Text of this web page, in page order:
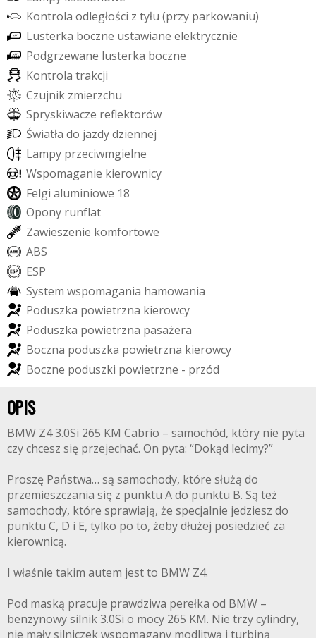
Kontrola odległości z tyłu (przy parkowaniu)
Lusterka boczne ustawiane elektrycznie
Podgrzewane lusterka boczne
Kontrola trakcji
Czujnik zmierzchu
Spryskiwacze refektorów
Światła do jazdydziennej
Lampy przeciwmgielne
Wspomaganie kierownicy
Felgi aluminiowe 18
Opony runflat
Zawieszenie komfortowe
ABS
ESP
System wspomagania hamowania
Poduszka powietrzna kierowcy
Poduszka powietrzna pasażera
Boczna poduszka powietrzna kierowcy
Boczne poduszki powietrzne - przód
OPIS
BMW Z4 3.0Si 265 KM Cabrio – samochód, który nie pyta
czy chcesz się przejechać. On pyta: “Dokąd lecimy?”
Proszę Państwa… są samochody, które służą do
przemieszczania się z punktu A do punktu B. Są też
samochody, które sprawiają, że specjalnie jedziesz do
punktu C, D i E, tylko po to, żeby dłużej posiedzieć za
kierownicą.
I właśnie takim autem jest to BMW Z4.
Pod maską pracuje prawdziwa perełka od BMW –
benzynowy silnik 3.0Si o mocy 265 KM. Nie trzy cylindry,
nie mały silniczek wspomagany modlitwą i turbiną